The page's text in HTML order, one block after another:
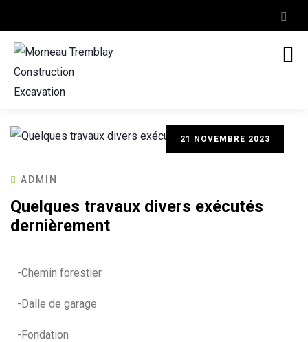
21 NOVEMBRE 2023
ADMIN
Quelques travaux divers exécutés
dernièrement
-Chemin forestier
-Dalle de garage
-Fondation